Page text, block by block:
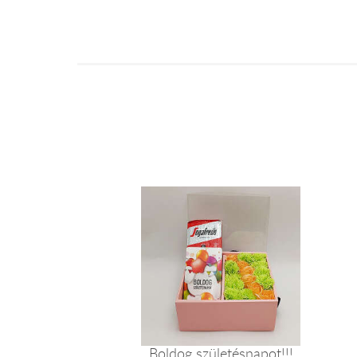
Boldog születésnapot!!!